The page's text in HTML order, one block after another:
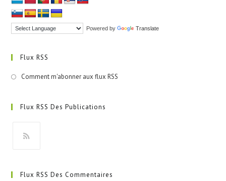
Powered by Translate
Flux RSS
Comment m'abonner aux flux RSS
Flux RSS Des Publications
Flux RSS Des Commentaires